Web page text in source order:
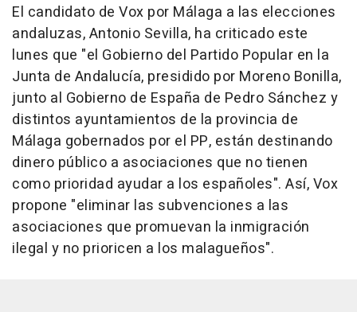
El candidato de Vox por Málaga a las elecciones
andaluzas, Antonio Sevilla, ha criticado este
lunes que "el Gobierno del Partido Popular en la
Junta de Andalucía, presidido por Moreno Bonilla,
junto al Gobierno de España de Pedro Sánchez y
distintos ayuntamientos de la provincia de
Málaga gobernados por el PP, están destinando
dinero público a asociaciones que no tienen
como prioridad ayudar a los españoles". Así, Vox
propone "eliminar las subvenciones a las
asociaciones que promuevan la inmigración
ilegal y no prioricen a los malagueños".